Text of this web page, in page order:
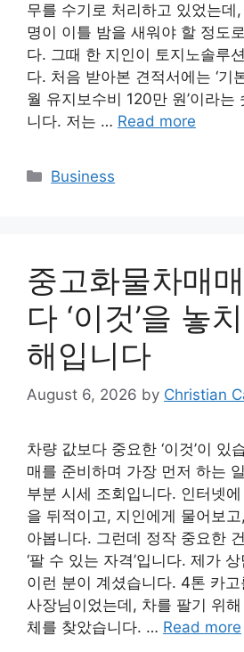
무를 수기로 처리하고 있었는데
명이 이틀 밤을 새워야 할 정도
다. 그때 한 지인이 토지노솔루
다. 처음 받아본 견적서에는 ‘기
월 유지보수비 120만 원’이라는
니다. 저는 … Read more
Categories
Business
중고화물차매
다 ‘이것’을 놓
해입니다
August 6, 2026 by Christian
차량 값보다 중요한 ‘이것’이 있
매를 준비하며 가장 먼저 하는
부분 시세 조회입니다. 인터넷
을 뒤적이고, 지인에게 물어보
아봅니다. 그런데 정작 중요한
‘팔 수 있는 자격’입니다. 제가
이런 분이 계셨습니다. 4톤 카
사장님이었는데, 차를 팔기 위
체를 찾았습니다. … Read more